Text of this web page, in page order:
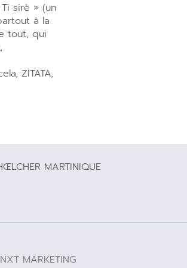
sirè » (un
à la
tout, qui
ZITATA,
MARTINIQUE
MARKETING